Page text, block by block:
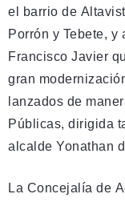
el barrio de
Porrón y Tebete, y
Francisco Javier
gran
lanzados de
Públicas, dirigida
alcalde Yonathan
La Concejalía de